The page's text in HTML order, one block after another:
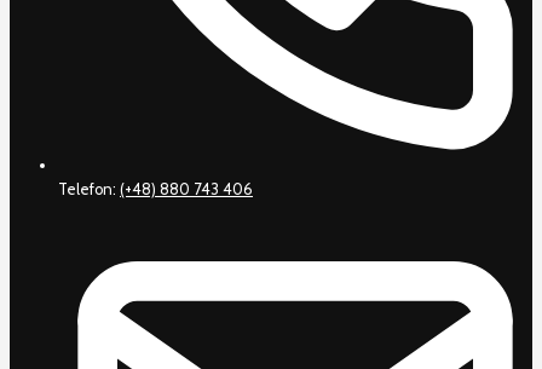
Telefon: (+48) 880 743 406